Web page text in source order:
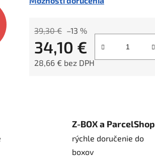
39,30 € –13 %
34,10 €
28,66 € bez DPH
Z-BOX a ParcelShop
rýchle doručenie do
boxov